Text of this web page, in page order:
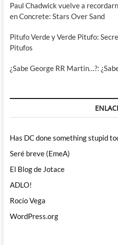
Paul Chadwick vuelve a
en Concrete: Stars Over Sand
Pitufo Verde y Verde Pitufo:
Pitufos
¿Sabe George RR Martin…?:
Has DC done something stupid
Seré breve (EmeA)
El Blog de Jotace
ADLO!
Rocío Vega
WordPress.org